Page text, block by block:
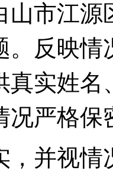
山市江
。反映情
真实姓
况严格
，并视情